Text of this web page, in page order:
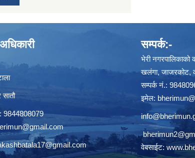
9844808079
सम्पर्क:-
भेरी नगरपालिकाको
खलंगा, जाजरकोट,
सम्पर्क नं.:
इमेल:
वेबसाईट: